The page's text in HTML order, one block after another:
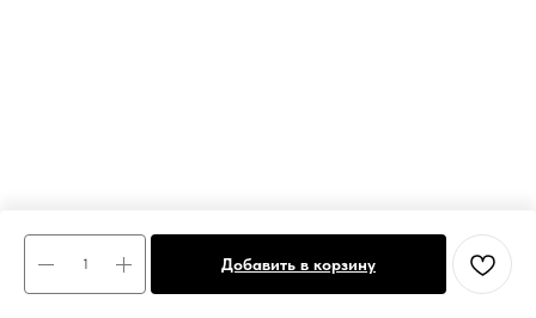
Добавить в корзину